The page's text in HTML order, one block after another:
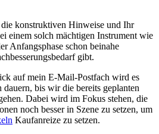
konstruktiven Hinweise und Ihr
einem solch mächtigen Instrument wie
Anfangsphase schon beinahe
gibt.
auf mein E-Mail-Postfach wird es
bis wir die bereits geplanten
Dabei wird im Fokus stehen, die
noch besser in Szene zu setzen, um
Kaufanreize zu setzen.